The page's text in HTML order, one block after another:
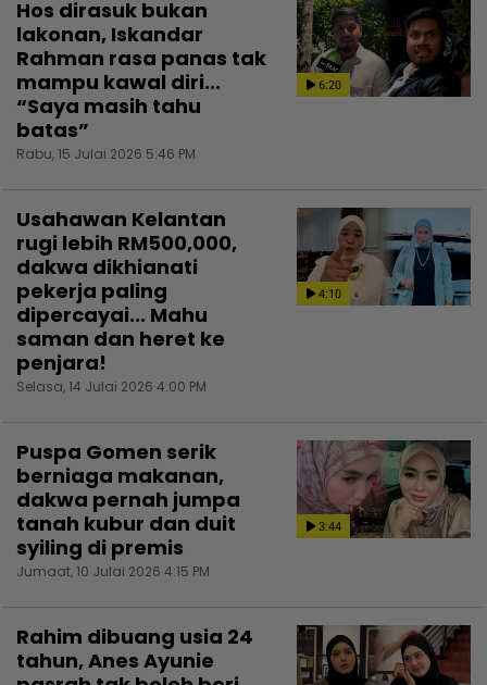
6:20
Hos dirasuk bukan
lakonan, Iskandar
Rahman rasa panas tak
mampu kawal diri...
“Saya masih tahu
batas”
Rabu, 15 Julai 2026 5:46 PM
4:10
Usahawan Kelantan
rugi lebih RM500,000,
dakwa dikhianati
pekerja paling
dipercayai... Mahu
saman dan heret ke
penjara!
Selasa, 14 Julai 2026 4:00 PM
3:44
Puspa Gomen serik
berniaga makanan,
dakwa pernah jumpa
tanah kubur dan duit
syiling di premis
Jumaat, 10 Julai 2026 4:15 PM
Rahim dibuang usia 24
tahun, Anes Ayunie